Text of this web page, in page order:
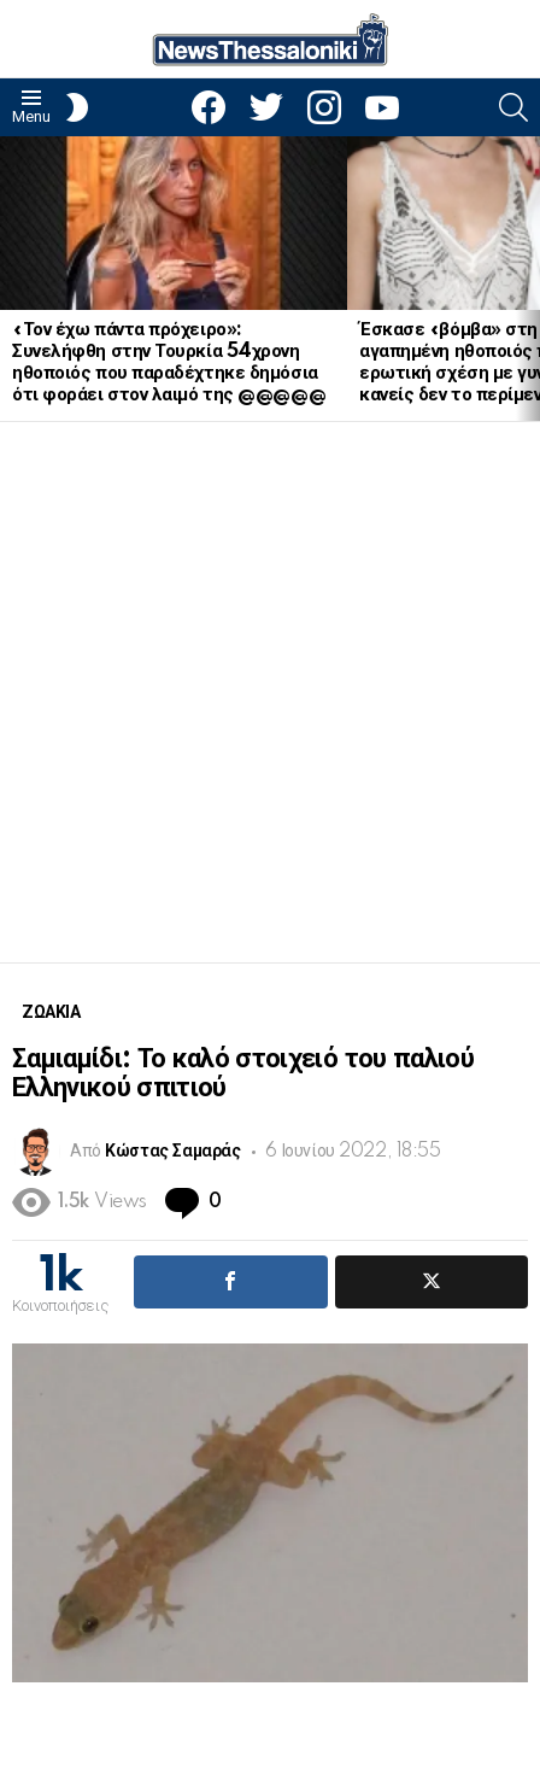
Menu
facebooktwitter instagramyoutube
«Τον έχω πάντα πρόχειρο»:
Συνελήφθη στην Τουρκία 54χρονη
ηθοποιός που παραδέχτηκε δημόσια
ότι φοράει στον λαιμό της @@@@@
Έσκασε «βόμβα»
αγαπημένη
ερωτική σχέση με
κανείς δεν το
ΖΩΑΚΙΑ
Σαμιαμίδι: Το καλό στοιχειό του παλιού
Ελληνικού σπιτιού
Από Κώστας Σαμαράς 6 Ιουνίου 2022, 18:55
1.5k Views 0
1k
Κοινοποιήσεις